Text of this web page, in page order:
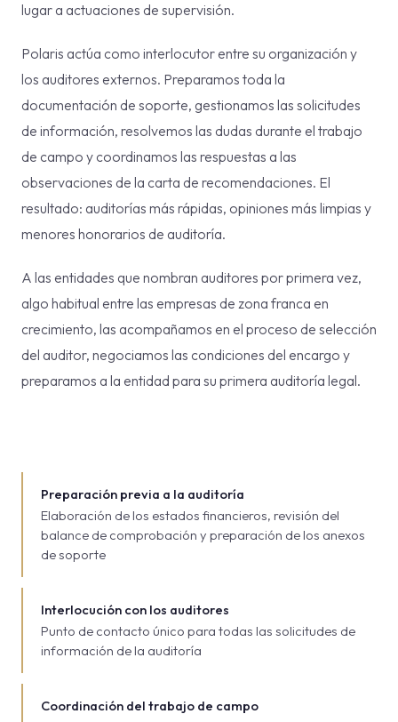
lugar a actuaciones de supervisión.
Polaris actúa como interlocutor entre su organización y
los auditores externos. Preparamos toda la
documentación de soporte, gestionamos las solicitudes
de información, resolvemos las dudas durante el trabajo
de campo y coordinamos las respuestas a las
observaciones de la carta de recomendaciones. El
resultado: auditorías más rápidas, opiniones más limpias y
menores honorarios de auditoría.
A las entidades que nombran auditores por primera vez,
algo habitual entre las empresas de zona franca en
crecimiento, las acompañamos en el proceso de selección
del auditor, negociamos las condiciones del encargo y
preparamos a la entidad para su primera auditoría legal.
Preparación previa a la auditoría
Elaboración de los estados financieros, revisión del
balance de comprobación y preparación de los anexos
de soporte
Interlocución con los auditores
Punto de contacto único para todas las solicitudes de
información de la auditoría
Coordinación del trabajo de campo